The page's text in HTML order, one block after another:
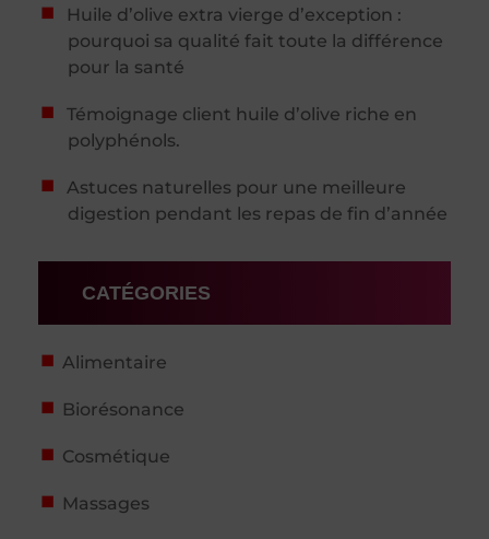
Huile d’olive extra vierge d’exception :
pourquoi sa qualité fait toute la différence
pour la santé
Témoignage client huile d’olive riche en
polyphénols.
Astuces naturelles pour une meilleure
digestion pendant les repas de fin d’année
CATÉGORIES
Alimentaire
Biorésonance
Cosmétique
Massages